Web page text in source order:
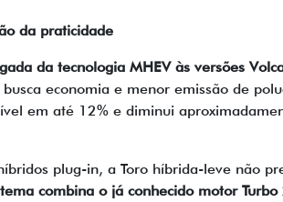
da praticidade
da tecnologia MHEV às versões
economia e menor emissão de
em até 12% e diminui
plug-in, a Toro híbrida-leve não
combina o já conhecido motor